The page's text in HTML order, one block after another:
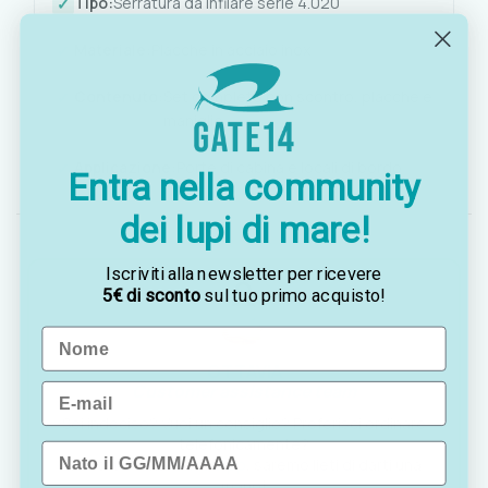
Set completo con scontro, placche e
maniglie
Applicazione: Porte di cabina e locali di bordo
OTTAVIA
Sei indeciso? Vuoi un consiglio? Preferisci ordinare
telefonicamente?
Contattaci viaWhatsApp
Entra nella community
dei lupi di mare!
Iscriviti alla newsletter per ricevere
5€ di scontosul tuo primo acquisto!
Name
Email
Data di nascita